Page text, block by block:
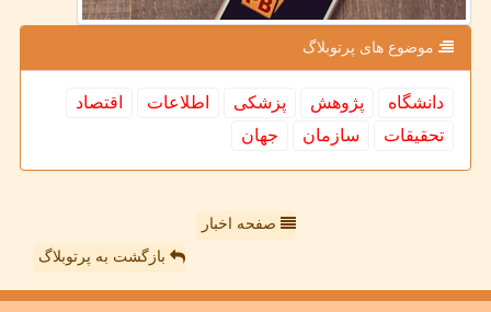
موضوع های پرتوبلاگ
دانشگاه پژوهش پزشكی اطلاعات
اقتصاد
تحقیقات
سازمان جهان
صفحه اخبار
بازگشت به پرتوبلاگ